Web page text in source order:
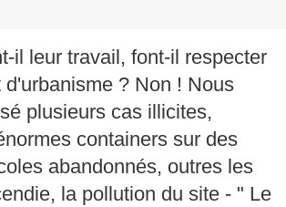
il leur travail, font-il respecter
d'urbanisme ? Non ! Nous
plusieurs cas illicites,
containers sur des
abandonnés, outres les
la pollution du site - " Le